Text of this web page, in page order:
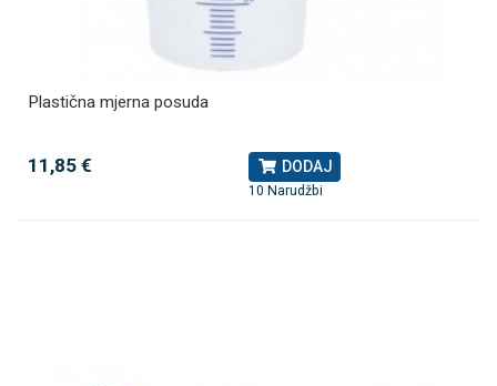
Plastična mjerna posuda
11,85 € DODAJ
10 Narudžbi